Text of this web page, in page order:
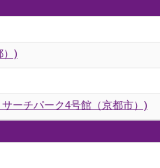
）)
ーチパーク4号館（京都市）)